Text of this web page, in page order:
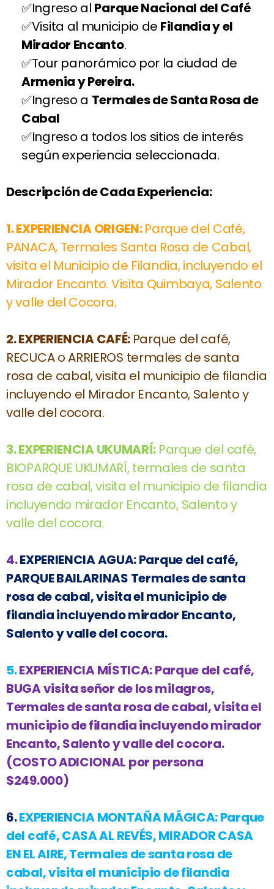
Ingreso al Parque Nacional del Café
Visita al municipio de Filandia y el
Mirador Encanto.
Tour panorámico por la ciudad de
Armenia y Pereira.
Ingreso a Termales de Santa Rosa de
Cabal
Ingreso a todos los sitios de interés
según experiencia seleccionada.
Descripción de Cada Experiencia:
1.EXPERIENCIA ORIGEN:Parque del Café,
PANACA, Termales Santa Rosa de Cabal,
visita el Municipio de Filandia, incluyendo el
Mirador Encanto. Visita Quimbaya, Salento
y valle del Cocora.
2.EXPERIENCIA CAFÉ: Parque del café,
RECUCA o ARRIEROS termales de santa
rosa de cabal, visita el municipio de filandia
incluyendo el Mirador Encanto, Salento y
valle del cocora.
3.EXPERIENCIA UKUMARÍ: Parque del café,
BIOPARQUE UKUMARÍ, termales de santa
rosa de cabal, visita el municipio de filandia
incluyendo mirador Encanto, Salento y
valle del cocora.
4.EXPERIENCIA AGUA:Parque del café,
PARQUE BAILARINAS Termales de santa
rosa de cabal, visita el municipio de
filandia incluyendo mirador Encanto,
Salento y valle del cocora.
5.EXPERIENCIA MÍSTICA:Parque del café,
BUGA visita señor de los milagros,
Termales de santa rosa de cabal, visita el
municipio de filandia incluyendo mirador
Encanto, Salento y valle del cocora.
(COSTO ADICIONAL por persona
$249.000)
6.EXPERIENCIA MONTAÑA MÁGICA:Parque
del café, CASA AL REVÉS, MIRADOR CASA
EN EL AIRE, Termales de santa rosa de
cabal, visita el municipio de filandia